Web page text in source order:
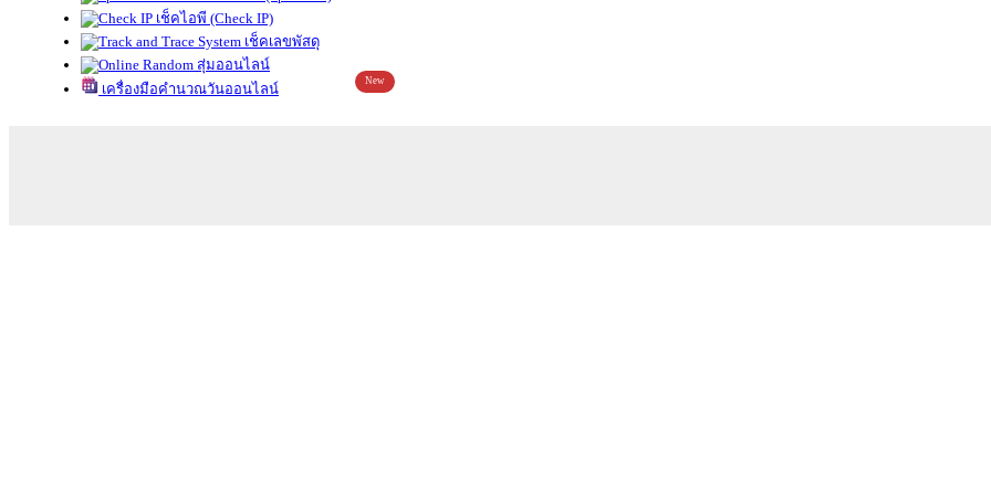
เช็คไอพี (Check IP)
เช็คเลขพัสดุ
สุ่มออนไลน์
เครื่องมือคำนวณวันออนไลน์
New